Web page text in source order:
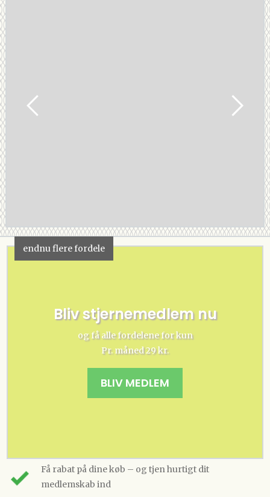
endnu flere fordele
Bliv stjernemedlem nu
og få alle fordelene for kun
Pr. måned 29 kr.
BLIV MEDLEM
Få rabat på dine køb – og tjen hurtigt dit
medlemskab ind